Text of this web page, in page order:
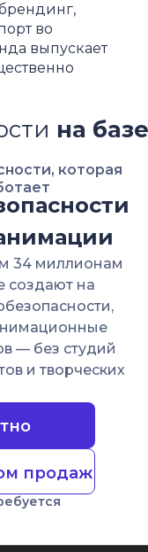
во
выпускает
Видео
которая
34 миллионам
создают на
— без студий
и творческих
продаж